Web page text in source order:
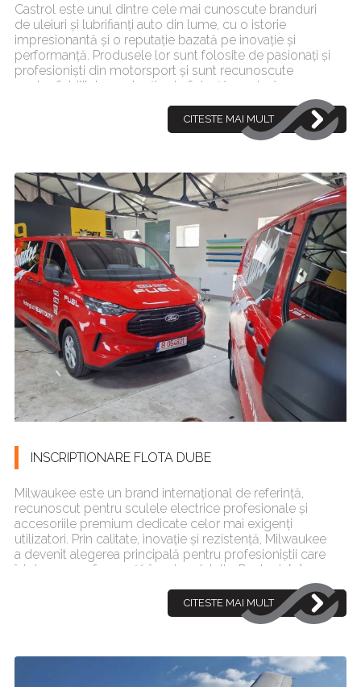
Castrol este unul dintre cele mai cunoscute branduri
de uleiuri și lubrifianți auto din lume, cu o istorie
impresionantă și o reputație bazată pe inovație și
performanță. Produsele lor sunt folosite de pasionați și
profesioniști din motorsport și sunt recunoscute
pentru fiabilitate, protecție și eficiență maximă.
CITESTE MAI MULT
INSCRIPTIONARE FLOTA DUBE
Milwaukee este un brand internațional de referință,
recunoscut pentru sculele electrice profesionale și
accesoriile premium dedicate celor mai exigenți
utilizatori. Prin calitate, inovație și rezistență, Milwaukee
a devenit alegerea principală pentru profesioniștii care
își doresc performanță în orice detaliu. Pentru in[...]
CITESTE MAI MULT